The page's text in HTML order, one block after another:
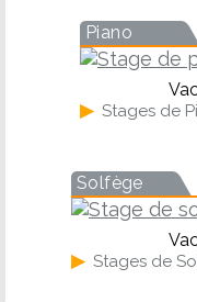
Piano
▶ Stages de
Solfège
▶ Stages de